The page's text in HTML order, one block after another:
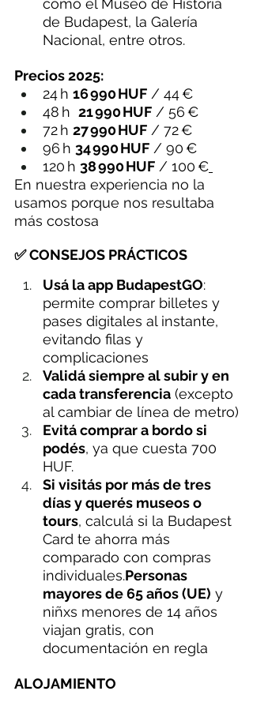
como el Museo de Historia
de Budapest, la Galería
Nacional, entre otros.
Precios 2025:
24 h 16 990 HUF / 44 €
48 h 21 990 HUF / 56 €
72 h 27 990 HUF / 72 €
96 h 34 990 HUF / 90 €
120 h 38 990 HUF / 100 €
En nuestra experiencia no la
usamos porque nos resultaba
más costosa
✅ CONSEJOS PRÁCTICOS
Usá la app BudapestGO:
permite comprar billetes y
pases digitales al instante,
evitando filas y
complicaciones
Validá siempre al subir y en
cada transferencia (excepto
al cambiar de línea de metro)
Evitá comprar a bordo si
podés, ya que cuesta 700
HUF.
Si visitás por más de tres
días y querés museos o
tours, calculá si la Budapest
Card te ahorra más
comparado con compras
individuales.Personas
mayores de 65 años (UE) y
niñxs menores de 14 años
viajan gratis, con
documentación en regla
ALOJAMIENTO